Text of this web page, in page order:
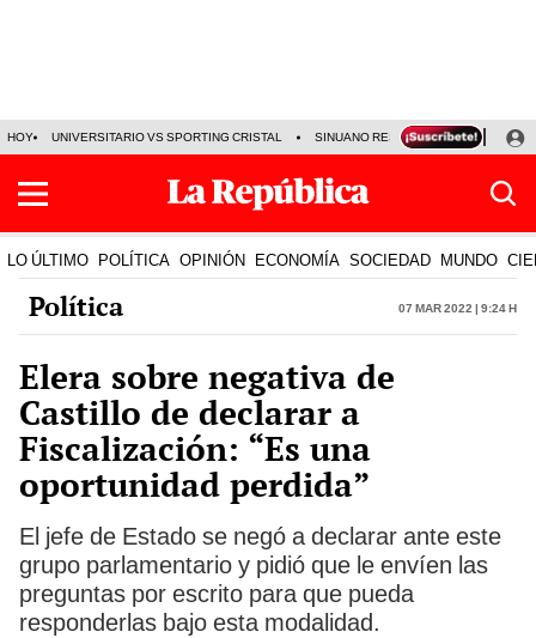
HOY UNIVERSITARIO VS SPORTING CRISTAL SINUANO RESULTADOS HOY
LO ÚLTIMO POLÍTICA OPINIÓN ECONOMÍA SOCIEDAD MUNDO
Política 07 Mar 2022 | 9:24 h
Elera sobre negativa de
Castillo de declarar a
Fiscalización: “Es una
oportunidad perdida”
El jefe de Estado se negó a declarar ante este
grupo parlamentario y pidió que le envíen las
preguntas por escrito para que pueda
responderlas bajo esta modalidad.